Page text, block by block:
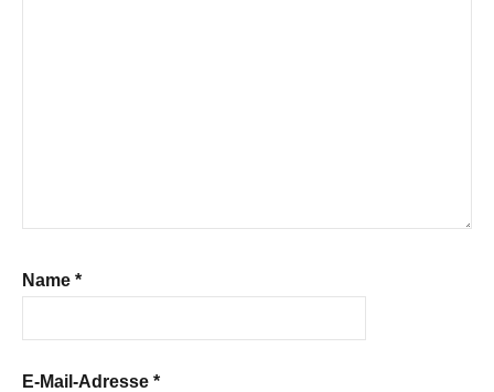
Name *
E-Mail-Adresse *